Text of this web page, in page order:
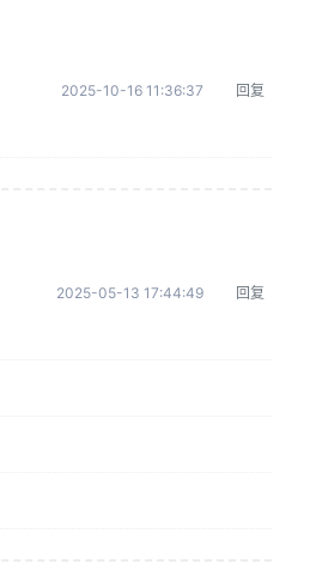
2025-10-16 11:36:37 回复
2025-05-13 17:44:49 回复